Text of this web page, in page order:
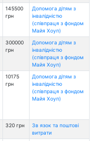
145500
грн
Допомога дітям з
інвалідністю
(співпраця з фондом
Майя Хоуп)
300000
грн
Допомога дітям з
інвалідністю
(співпраця з фондом
Майя Хоуп)
10175
грн
Допомога дітям з
інвалідністю
(співпраця з фондом
Майя Хоуп)
320 грн
Зв язок та поштові
витрати